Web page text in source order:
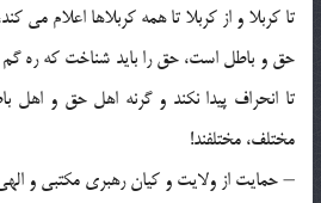
تا کربلا و از کربلا تا همه کربلاها اعلام مي
حق و باطل است، حق را بايد شناخت که ره گم
تا انحراف پيدا نکند و گرنه اهل حق و
مختلف، مختلفند!
– حمايت از ولايت و کيان رهبري مکتبي و